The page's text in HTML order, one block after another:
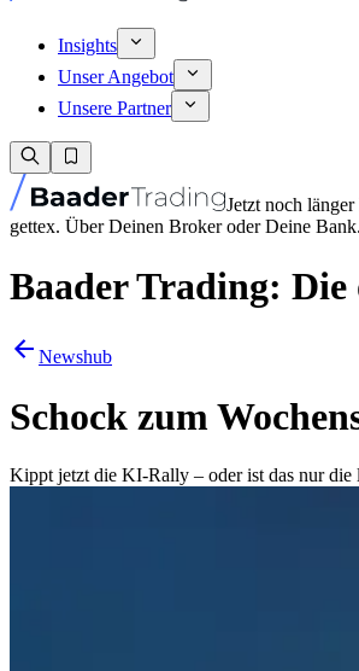
Insights
Unser Angebot
Unsere Partner
Jetzt noch
gettex. Über Deinen Broker oder Deine Bank.
Baader Trading:
Newshub
Schock zum
Kippt jetzt die KI-Rally – oder ist das nur die